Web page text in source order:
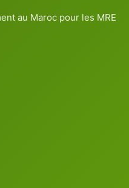
au Maroc pour les MRE